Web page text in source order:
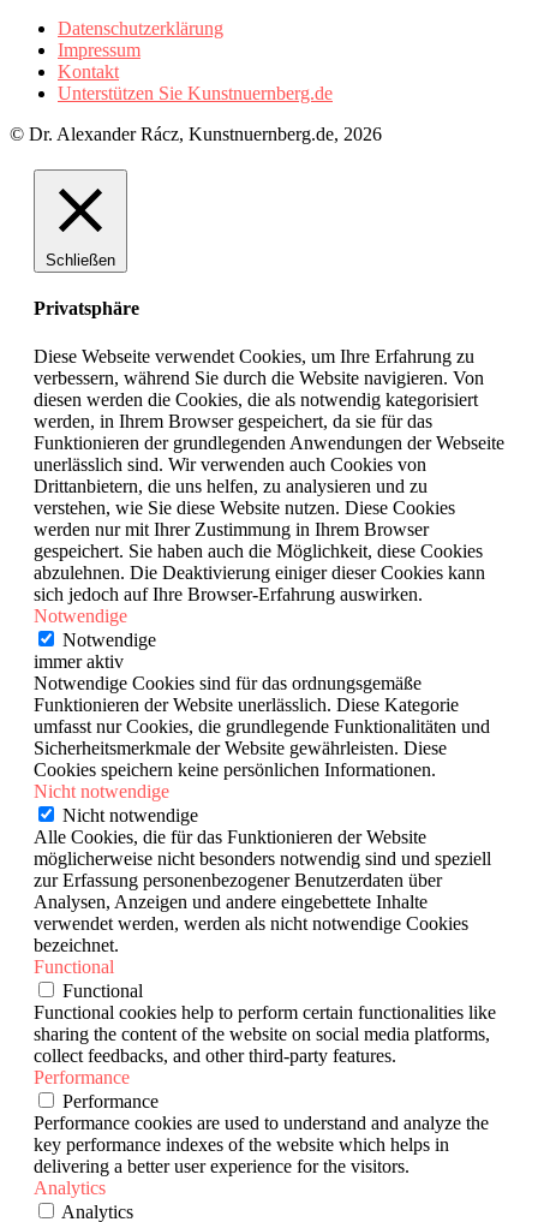
Datenschutzerklärung
Impressum
Kontakt
Unterstützen Sie Kunstnuernberg.de
© Dr. Alexander Rácz, Kunstnuernberg.de, 2026
Schließen
Privatsphäre
Diese Webseite verwendet Cookies, um Ihre Erfahrung zu
verbessern, während Sie durch die Website navigieren. Von
diesen werden die Cookies, die als notwendig kategorisiert
werden, in Ihrem Browser gespeichert, da sie für das
Funktionieren der grundlegenden Anwendungen der Webseite
unerlässlich sind. Wir verwenden auch Cookies von
Drittanbietern, die uns helfen, zu analysieren und zu
verstehen, wie Sie diese Website nutzen. Diese Cookies
werden nur mit Ihrer Zustimmung in Ihrem Browser
gespeichert. Sie haben auch die Möglichkeit, diese Cookies
abzulehnen. Die Deaktivierung einiger dieser Cookies kann
sich jedoch auf Ihre Browser-Erfahrung auswirken.
Notwendige
Notwendige
immer aktiv
Notwendige Cookies sind für das ordnungsgemäße
Funktionieren der Website unerlässlich. Diese Kategorie
umfasst nur Cookies, die grundlegende Funktionalitäten und
Sicherheitsmerkmale der Website gewährleisten. Diese
Cookies speichern keine persönlichen Informationen.
Nicht notwendige
Nicht notwendige
Alle Cookies, die für das Funktionieren der Website
möglicherweise nicht besonders notwendig sind und speziell
zur Erfassung personenbezogener Benutzerdaten über
Analysen, Anzeigen und andere eingebettete Inhalte
verwendet werden, werden als nicht notwendige Cookies
bezeichnet.
Functional
Functional
Functional cookies help to perform certain functionalities like
sharing the content of the website on social media platforms,
collect feedbacks, and other third-party features.
Performance
Performance
Performance cookies are used to understand and analyze the
key performance indexes of the website which helps in
delivering a better user experience for the visitors.
Analytics
Analytics